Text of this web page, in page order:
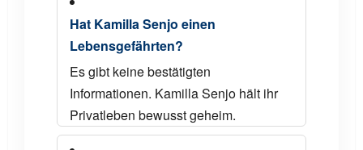
Hat Kamilla Senjo einen
Lebensgefährten?
Es gibt keine bestätigten
Informationen. Kamilla Senjo hält ihr
Privatleben bewusst geheim.